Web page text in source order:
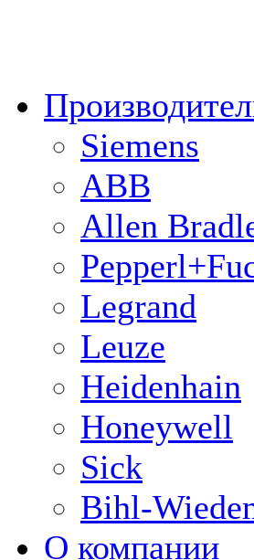
Siemens
ABB
Allen
Legrand
Leuze
Heidenhain
Honeywell
Sick
Bihl-
О компании